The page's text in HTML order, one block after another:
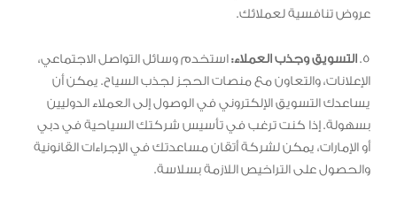
عروض تنافسية لعملائك.
5. التسويق وجذب العملاء: استخدم وسائل التواصل الاجتماعي،
الإعلانات، والتعاون مع منصات الحجز لجذب السياح. يمكن أن
يساعدك التسويق الإلكتروني في الوصول إلى العملاء الدوليين
بسهولة. إذا كنت ترغب في تأسيس شركتك السياحية في دبي
أو الإمارات، يمكن لشركة أتقان مساعدتك في الإجراءات القانونية
والحصول على التراخيص اللازمة بسلاسة.